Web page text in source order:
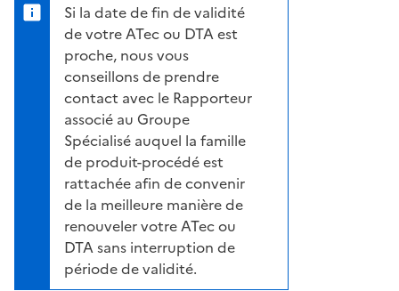
Si la date de fin de validité
de votre ATec ou DTA est
proche, nous vous
conseillons de prendre
contact avec le Rapporteur
associé au Groupe
Spécialisé auquel la famille
de produit-procédé est
rattachée afin de convenir
de la meilleure manière de
renouveler votre ATec ou
DTA sans interruption de
période de validité.